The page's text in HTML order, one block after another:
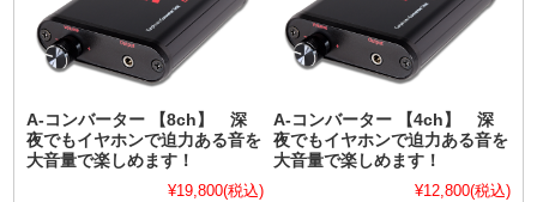
A-コンバーター 【8ch】 深
夜でもイヤホンで迫力ある音を
大音量で楽しめます！
¥19,800(税込)
A-コンバーター 【4ch】 深
夜でもイヤホンで迫力ある音を
大音量で楽しめます！
¥12,800(税込)